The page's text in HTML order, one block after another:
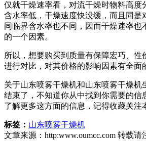
仅就干燥速率看，对流干燥时物料高度
含水率低，干燥速度快没缓，而且同是
同临界含水率也不同，因而干燥速率也
的一个因素。
所以，想要购买到质量有保障宏巧、性
进行对比，对其价格的影响因素有全面
关于山东喷雾干燥机和山东喷雾干燥机
结束了，不知道你从中找到你需要的信
了解更多这方面的信息，记得收藏关注
标签： 山东喷雾干燥机
文章来源：http:www.oumcc.com 转载请